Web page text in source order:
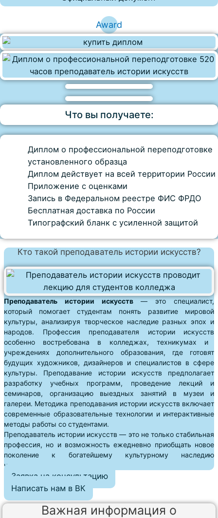
Award
Что вы получаете:
Диплом о профессиональной переподготовке
установленного образца
Диплом действует на всей территории России
Приложение с оценками
Запись в Федеральном реестре ФИС ФРДО
Бесплатная доставка по России
Типографский бланк с усиленной защитой
Кто такой преподаватель истории искусств?
Преподаватель истории искусств— это специалист,
который помогает студентам понять развитие мировой
культуры, анализируя творческое наследие разных эпох и
народов. Профессия преподавателя истории искусств
особенно востребована в колледжах, техникумах и
учреждениях дополнительного образования, где готовят
будущих художников, дизайнеров и специалистов в сфере
культуры. Преподавание истории искусств предполагает
разработку учебных программ, проведение лекций и
семинаров, организацию выездных занятий в музеи и
галереи. Методика преподавания истории искусств включает
современные образовательные технологии и интерактивные
методы работы со студентами.
Преподаватель истории искусств — это не только стабильная
профессия, но и возможность ежедневно приобщать новое
поколение к богатейшему культурному наследию
человечества.
Заявка на консультацию
Написать нам в ВК
Важная информация о